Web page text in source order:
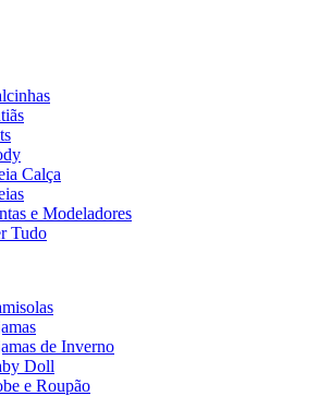
Calça
e Modeladores
Tudo
de Inverno
Doll
e Roupão